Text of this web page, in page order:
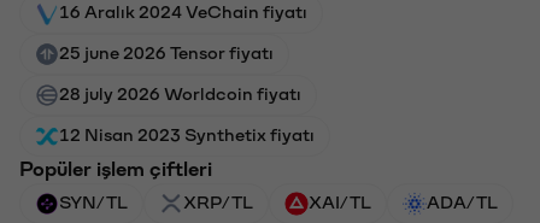
16 Aralık 2024 VeChain fiyatı
25 june 2026 Tensor fiyatı
28 july 2026 Worldcoin fiyatı
12 Nisan 2023 Synthetix fiyatı
Popüler işlem çiftleri
SYN/TL XRP/TL XAI/TL ADA/TL